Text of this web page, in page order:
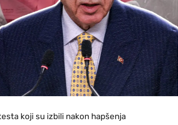
koji su izbili nakon hapšenja